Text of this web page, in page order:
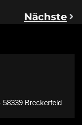
Nächste
58339 Breckerfeld